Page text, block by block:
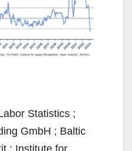
Statistics ;
GmbH ; Baltic
; Institute for